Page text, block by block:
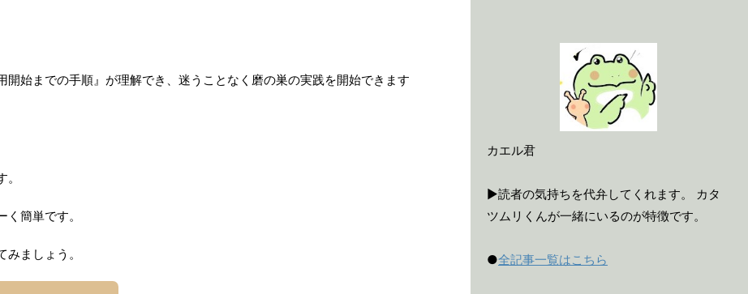
始までの手順』が理解でき、迷うことなく磨の巣の実践を開始できます
簡単です。
ましょう。
カエル君
▶読者の気持ちを代弁してくれます。 カタ
ツムリくんが一緒にいるのが特徴です。
●全記事一覧はこちら